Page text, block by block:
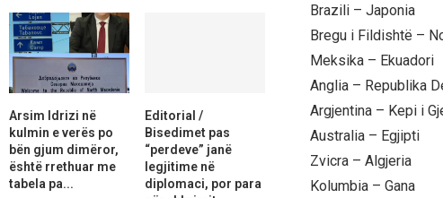
Brazili – Japonia
Bregu i Fildishtë –
Meksika – Ekuadori
Anglia – Republika
Argjentina – Kepi i
Australia – Egjipti
Zvicra – Algjeria
Kolumbia – Gana
Arsim Idrizi në
kulmin e verës po
bën gjum dimëror,
është rrethuar me
tabela pa...
Editorial /
Bisedimet pas
“perdeve” janë
legjitime në
diplomaci, por para